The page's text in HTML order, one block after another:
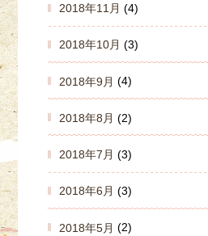
2018年11月 (4)
2018年10月 (3)
2018年9月 (4)
2018年8月 (2)
2018年7月 (3)
2018年6月 (3)
2018年5月 (2)